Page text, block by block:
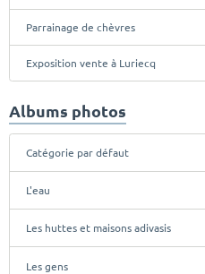
Parrainage de chèvres
Exposition vente à Luriecq
Albums photos
Catégorie par défaut
L'eau
Les huttes et maisons adivasis
Les gens